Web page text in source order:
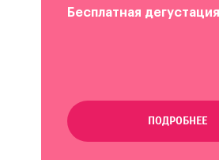
Бесплатная
ПОДРОБНЕЕ